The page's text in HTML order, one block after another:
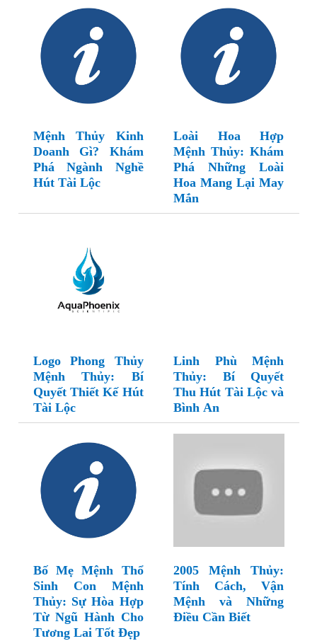
Mệnh Thủy Kinh
Doanh Gì? Khám
Phá Ngành Nghề
Hút Tài Lộc
Loài Hoa Hợp
Mệnh Thủy: Khám
Phá Những Loài
Hoa Mang Lại May
Mắn
Logo Phong Thủy
Mệnh Thủy: Bí
Quyết Thiết Kế Hút
Tài Lộc
Linh Phù Mệnh
Thủy: Bí Quyết
Thu Hút Tài Lộc và
Bình An
Bố Mẹ Mệnh Thổ
Sinh Con Mệnh
Thủy: Sự Hòa Hợp
Từ Ngũ Hành Cho
Tương Lai Tốt Đẹp
2005 Mệnh Thủy:
Tính Cách, Vận
Mệnh và Những
Điều Cần Biết